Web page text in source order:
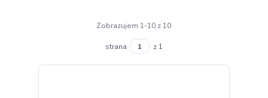
Zobrazujem 1-10 z 10
strana z 1